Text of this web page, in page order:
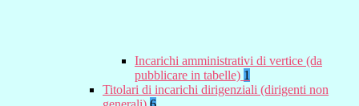
Incarichi amministrativi di vertice (da
pubblicare in tabelle) 1
Titolari di incarichi dirigenziali (dirigenti non